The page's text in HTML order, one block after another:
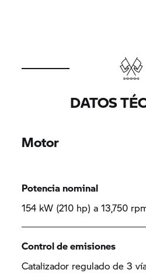
DATOS
Motor
Potencia nominal
154 kW (210 hp) a 13,750
Control de emisiones
Catalizador regulado de 3